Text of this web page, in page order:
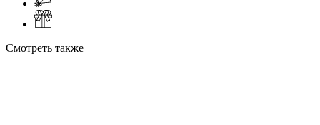
Смотреть также